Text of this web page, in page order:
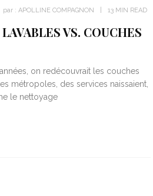
par : APOLLINE COMPAGNON 13 MIN READ
VS. COUCHES
on redécouvrait les couches
métropoles, des services naissaient,
le nettoyage